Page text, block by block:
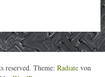
reserved. Theme: Radiatevon